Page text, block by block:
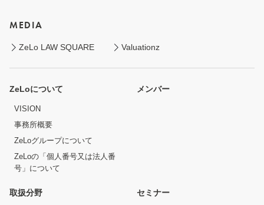
MEDIA
ZeLo LAW SQUARE Valuationz
ZeLoについて
VISION
事務所概要
ZeLoグループについて
ZeLoの「個人番号又は法人番
号」について
メンバー
取扱分野 セミナー